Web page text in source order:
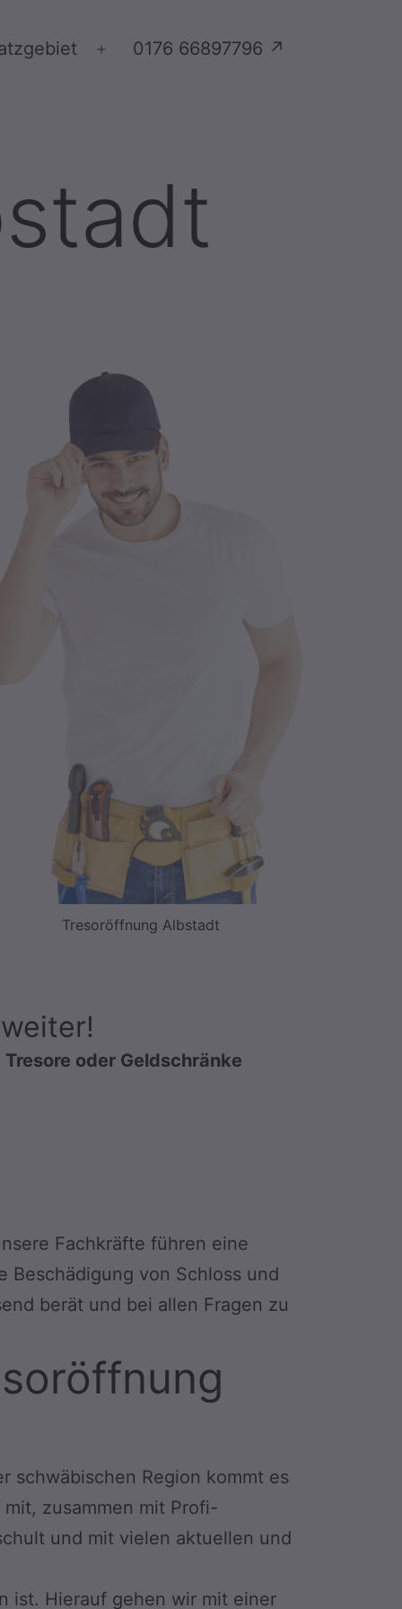
Menü
0176 66897796 ↗
Tresoröffnung Albstadt
Tresore oder Geldschränke
Fachkräfte führen eine
von Schloss und
berät und bei allen Fragen zu
schwäbischen Region kommt es
zusammen mit Profi-
und mit vielen aktuellen und
ist. Hierauf gehen wir mit einer